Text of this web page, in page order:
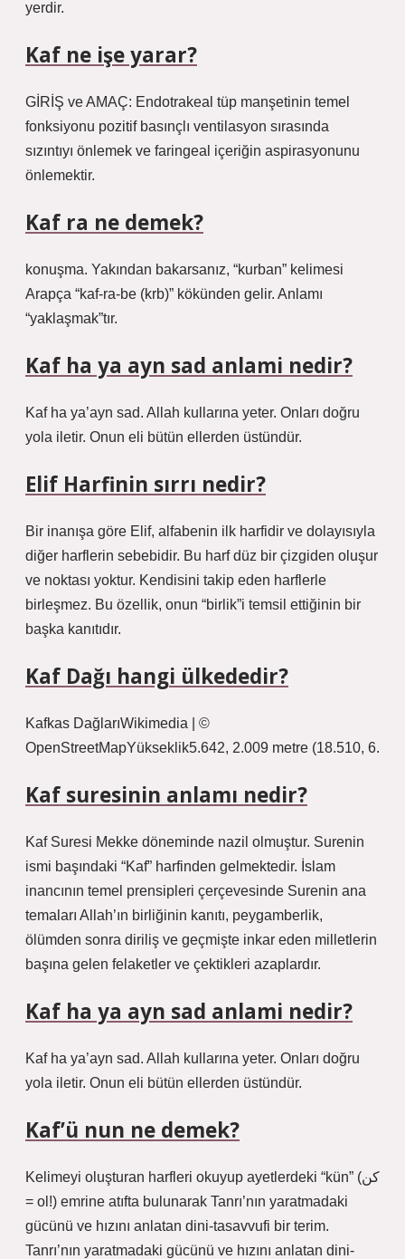
yerdir.
Kaf ne işe yarar?
GİRİŞ ve AMAÇ: Endotrakeal tüp manşetinin temel
fonksiyonu pozitif basınçlı ventilasyon sırasında
sızıntıyı önlemek ve faringeal içeriğin aspirasyonunu
önlemektir.
Kaf ra ne demek?
konuşma. Yakından bakarsanız, “kurban” kelimesi
Arapça “kaf-ra-be (krb)” kökünden gelir. Anlamı
“yaklaşmak”tır.
Kaf ha ya ayn sad anlami nedir?
Kaf ha ya’ayn sad. Allah kullarına yeter. Onları doğru
yola iletir. Onun eli bütün ellerden üstündür.
Elif Harfinin sırrı nedir?
Bir inanışa göre Elif, alfabenin ilk harfidir ve dolayısıyla
diğer harflerin sebebidir. Bu harf düz bir çizgiden oluşur
ve noktası yoktur. Kendisini takip eden harflerle
birleşmez. Bu özellik, onun “birlik”i temsil ettiğinin bir
başka kanıtıdır.
Kaf Dağı hangi ülkededir?
Kafkas DağlarıWikimedia | ©
OpenStreetMapYükseklik5.642, 2.009 metre (18.510, 6.
Kaf suresinin anlamı nedir?
Kaf Suresi Mekke döneminde nazil olmuştur. Surenin
ismi başındaki “Kaf” harfinden gelmektedir. İslam
inancının temel prensipleri çerçevesinde Surenin ana
temaları Allah’ın birliğinin kanıtı, peygamberlik,
ölümden sonra diriliş ve geçmişte inkar eden milletlerin
başına gelen felaketler ve çektikleri azaplardır.
Kaf ha ya ayn sad anlami nedir?
Kaf ha ya’ayn sad. Allah kullarına yeter. Onları doğru
yola iletir. Onun eli bütün ellerden üstündür.
Kaf’ü nun ne demek?
Kelimeyi oluşturan harfleri okuyup ayetlerdeki “kün” (كن
= ol!) emrine atıfta bulunarak Tanrı’nın yaratmadaki
gücünü ve hızını anlatan dini-tasavvufi bir terim.
Tanrı’nın yaratmadaki gücünü ve hızını anlatan dini-